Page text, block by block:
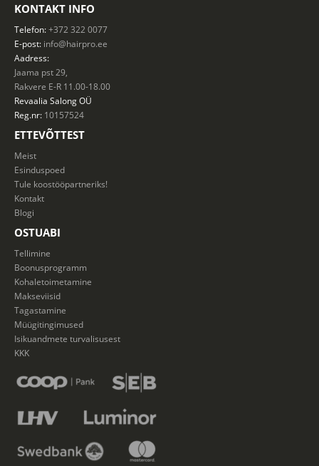
KONTAKT INFO
Telefon:+372 322 0077
E-post: info@hairpro.ee
Aadress:
Jaama pst 29,
Rakvere E-R 11.00-18.00
Revaalia SalongOÜ
Reg.nr: 10157524
ETTEVÕTTEST
Meist
Esinduspoed
Tule koostööpartneriks!
Kontakt
Blogi
OSTUABI
Tellimine
Boonusprogramm
Kohaletoimetamine
Makseviisid
Tagastamine
Müügitingimused
Isikuandmete turvalisusest
KKK